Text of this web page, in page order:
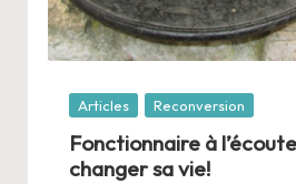
Posté
Articles Reconversion
Fonctionnaire à
changer sa vie!